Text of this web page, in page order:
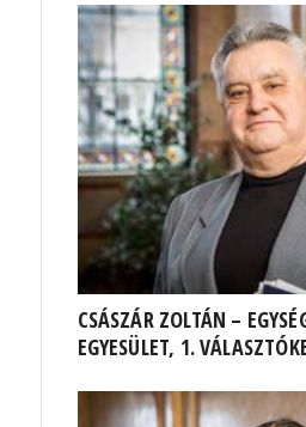
CSÁSZÁR ZOLTÁN –
EGYESÜLET, 1.